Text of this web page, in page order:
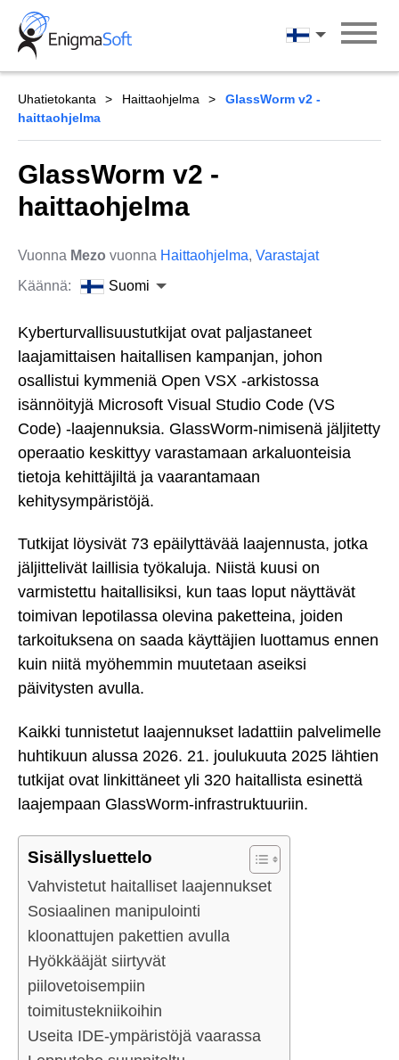
Skip
content
Suomi
Uhatietokanta Haittaohjelma
GlassWorm v2 -
haittaohjelma
GlassWorm v2 -
haittaohjelma
Vuonna Mezo vuonna Haittaohjelma, Varastajat
Käännä:
Suomi
Kyberturvallisuustutkijat ovat paljastaneet
laajamittaisen haitallisen kampanjan, johon
osallistui kymmeniä Open VSX -arkistossa
isännöityjä Microsoft Visual Studio Code (VS
Code) -laajennuksia. GlassWorm-nimisenä jäljitetty
operaatio keskittyy varastamaan arkaluonteisia
tietoja kehittäjiltä ja vaarantamaan
kehitysympäristöjä.
Tutkijat löysivät 73 epäilyttävää laajennusta, jotka
jäljittelivät laillisia työkaluja. Niistä kuusi on
varmistettu haitallisiksi, kun taas loput näyttävät
toimivan lepotilassa olevina paketteina, joiden
tarkoituksena on saada käyttäjien luottamus ennen
kuin niitä myöhemmin muutetaan aseiksi
päivitysten avulla.
Kaikki tunnistetut laajennukset ladattiin palvelimelle
huhtikuun alussa 2026. 21. joulukuuta 2025 lähtien
tutkijat ovat linkittäneet yli 320 haitallista esinettä
laajempaan GlassWorm-infrastruktuuriin.
Sisällysluettelo
Vahvistetut haitalliset laajennukset
Sosiaalinen manipulointi
kloonattujen pakettien avulla
Hyökkääjät siirtyvät
piilovetoisempiin
toimitustekniikoihin
Useita IDE-ympäristöjä vaarassa